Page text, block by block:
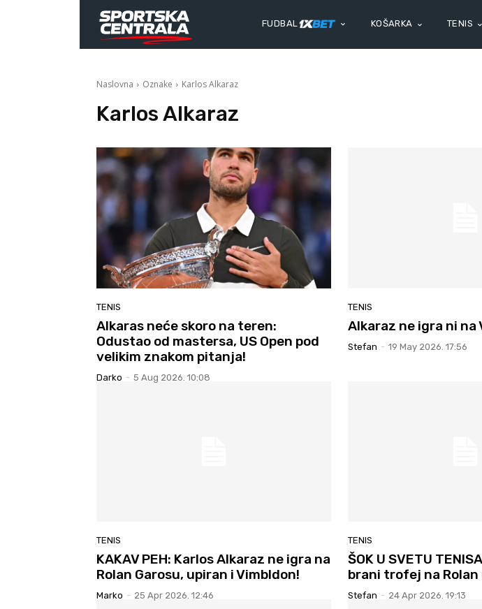
FUDBAL KOŠARKA TENIS
Naslovna Oznake Karlos Alkaraz
Karlos Alkaraz
TENIS
Alkaras neće skoro na teren:
Odustao od mastersa, US Open pod
velikim znakom pitanja!
Darko - 5 Aug 2026. 10:08
TENIS
Alkaraz ne igra ni na
Stefan - 19 May 2026. 17:56
TENIS
KAKAV PEH: Karlos Alkaraz ne igra na
Rolan Garosu, upiran i Vimbldon!
Marko - 25 Apr 2026. 12:46
TENIS
ŠOK U SVETU
brani trofej na Rolan
Stefan - 24 Apr 2026. 19:13